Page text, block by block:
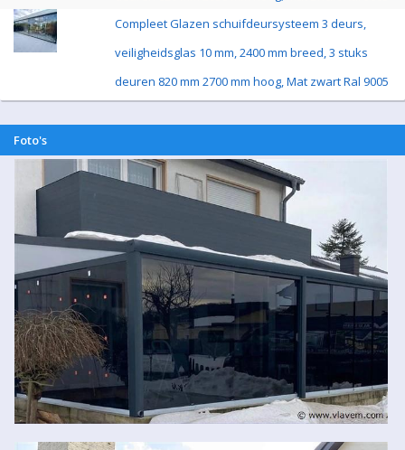
Compleet Glazen schuifdeursysteem 3 deurs,
veiligheidsglas 10 mm, 2400 mm breed, 3 stuks
deuren 820 mm 2700 mm hoog, Mat zwart Ral 9005
Foto's